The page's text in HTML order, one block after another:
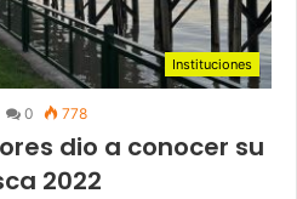
Instituciones
0 778
dio a conocer su
2022